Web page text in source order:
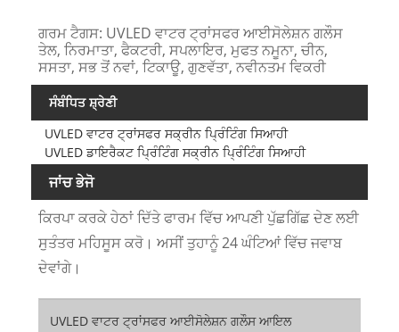
ਗਰਮ ਟੈਗਸ: UVLED ਵਾਟਰ ਟ੍ਰਾਂਸਫਰ ਆਈਸੋਲੇਸ਼ਨ ਗਲੌਸ
ਤੇਲ, ਨਿਰਮਾਤਾ, ਫੈਕਟਰੀ, ਸਪਲਾਇਰ, ਮੁਫਤ ਨਮੂਨਾ, ਚੀਨ,
ਸਸਤਾ, ਸਭ ਤੋਂ ਨਵਾਂ, ਟਿਕਾਊ, ਗੁਣਵੱਤਾ, ਨਵੀਨਤਮ ਵਿਕਰੀ
ਸੰਬੰਧਿਤ ਸ਼੍ਰੇਣੀ
UVLED ਵਾਟਰ ਟ੍ਰਾਂਸਫਰ ਸਕ੍ਰੀਨ ਪ੍ਰਿੰਟਿੰਗ ਸਿਆਹੀ
UVLED ਡਾਇਰੈਕਟ ਪ੍ਰਿੰਟਿੰਗ ਸਕ੍ਰੀਨ ਪ੍ਰਿੰਟਿੰਗ ਸਿਆਹੀ
ਜਾਂਚ ਭੇਜੋ
ਕਿਰਪਾ ਕਰਕੇ ਹੇਠਾਂ ਦਿੱਤੇ ਫਾਰਮ ਵਿੱਚ ਆਪਣੀ ਪੁੱਛਗਿੱਛ ਦੇਣ ਲਈ
ਸੁਤੰਤਰ ਮਹਿਸੂਸ ਕਰੋ। ਅਸੀਂ ਤੁਹਾਨੂੰ 24 ਘੰਟਿਆਂ ਵਿੱਚ ਜਵਾਬ
ਦੇਵਾਂਗੇ।